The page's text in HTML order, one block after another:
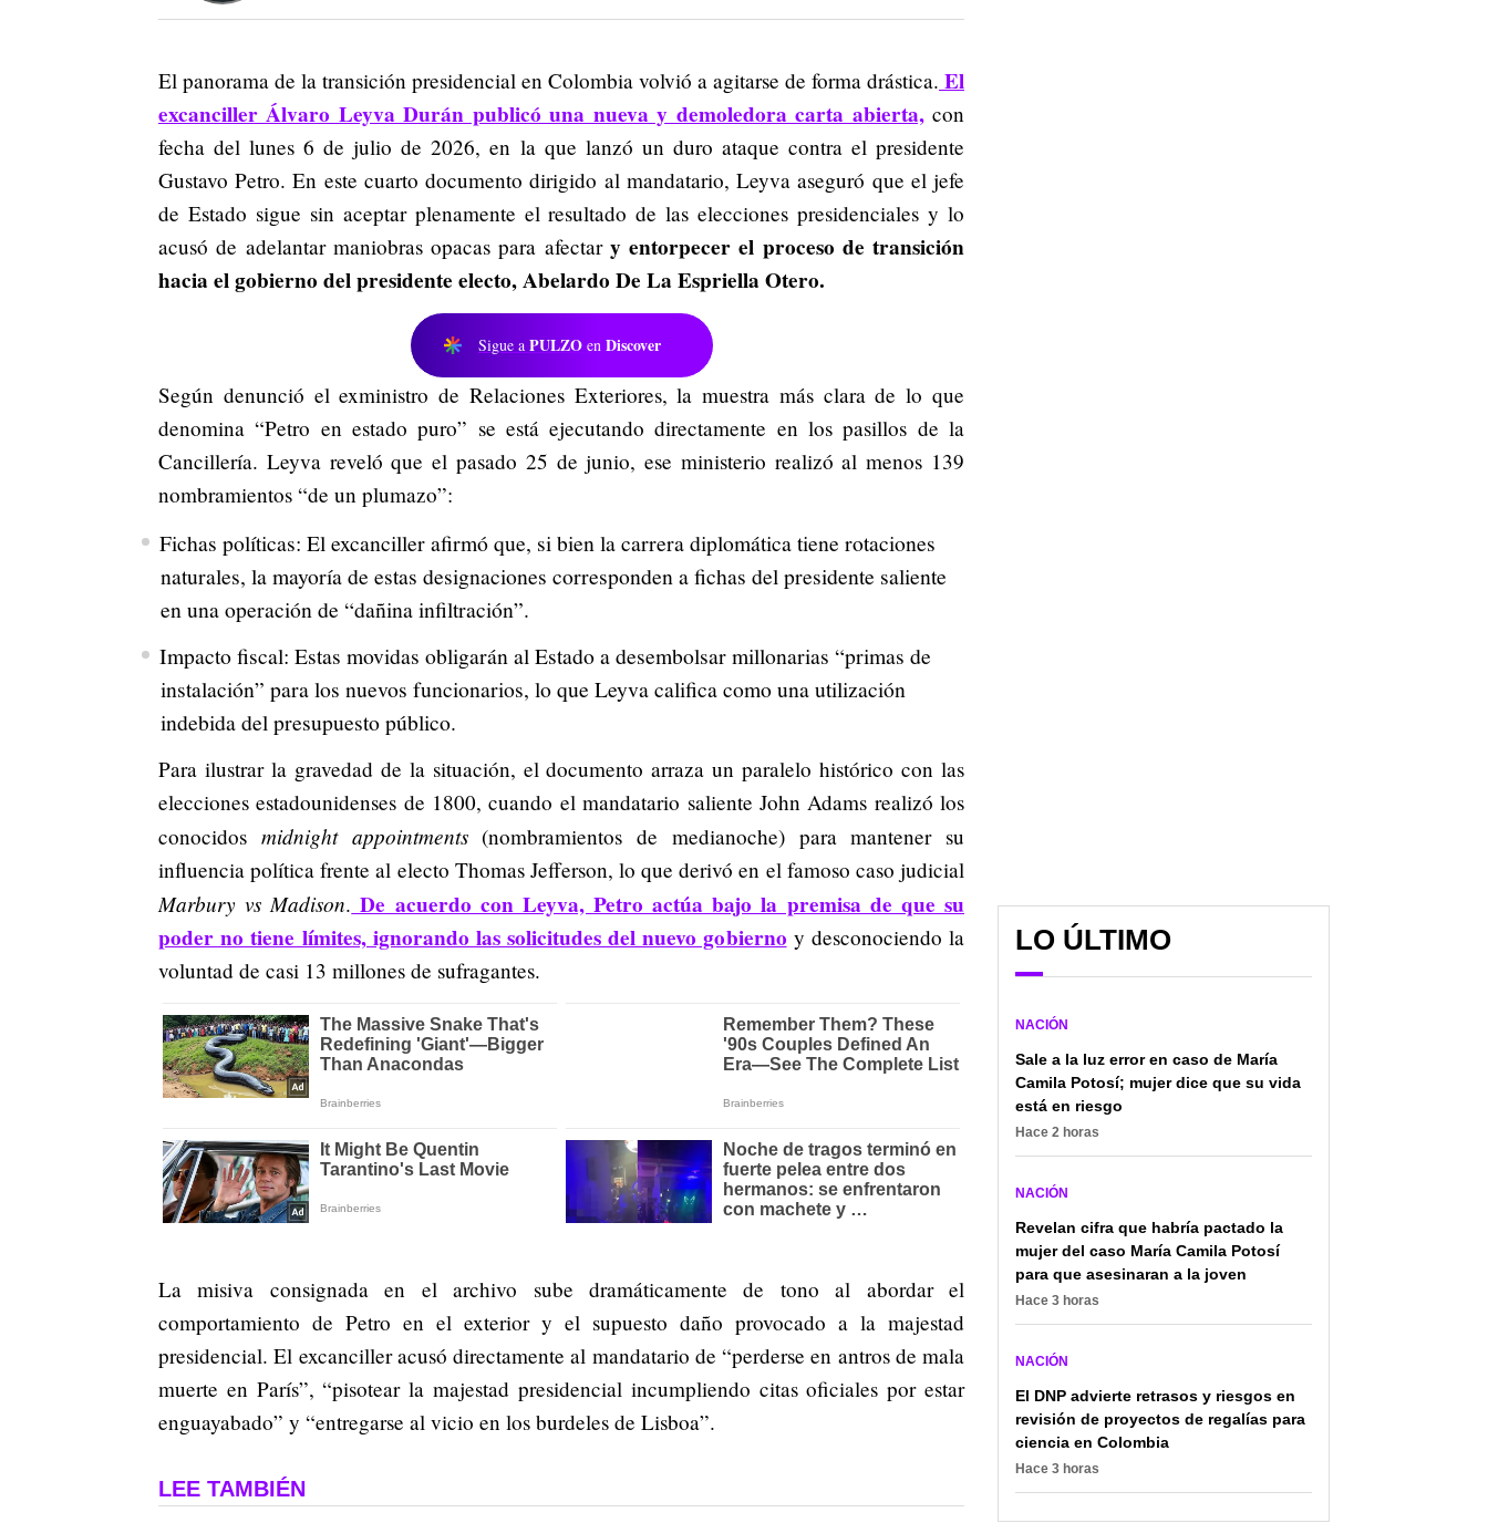
El panorama de la transición presidencial en Colombia volvió a agitarse de forma drástica. El
excanciller Álvaro Leyva Durán publicó una nueva y demoledora carta abierta,con
fecha del lunes 6 de julio de 2026, en la que lanzó un duro ataque contra el presidente
Gustavo Petro. En este cuarto documento dirigido al mandatario, Leyva aseguró que el jefe
de Estado sigue sin aceptar plenamente el resultado de las elecciones presidenciales y lo
acusó de adelantar maniobras opacas para afectar y entorpecer el proceso de transición
hacia el gobierno del presidente electo,Abelardo De La Espriella Otero.
Sigue a PULZO en Discover
Según denunció el exministro de Relaciones Exteriores, la muestra más clara de lo que
denomina “Petro en estado puro” se está ejecutando directamente en los pasillos de la
Cancillería. Leyva reveló que el pasado 25 de junio, ese ministerio realizó al menos 139
nombramientos “de un plumazo”:
Fichas políticas: El excanciller afirmó que, si bien la carrera diplomática tiene rotaciones
naturales, la mayoría de estas designaciones corresponden a fichas del presidente saliente
en una operación de “dañina infiltración”.
Impacto fiscal: Estas movidas obligarán al Estado a desembolsar millonarias “primas de
instalación” para los nuevos funcionarios, lo que Leyva califica como una utilización
indebida del presupuesto público.
Para ilustrar la gravedad de la situación, el documento arraza un paralelo histórico con las
elecciones estadounidenses de 1800, cuando el mandatario saliente John Adams realizó los
conocidos midnight appointments(nombramientos de medianoche) para mantener su
influencia política frente al electo Thomas Jefferson, lo que derivó en el famoso caso judicial
Marbury vs Madison. De acuerdo con Leyva, Petro actúa bajo la premisa de que su
poder no tiene límites, ignorando las solicitudes del nuevo gobierno y desconociendo la
voluntad de casi 13 millones de sufragantes.
La misiva consignada en el archivo sube dramáticamente de tono al abordar el
comportamiento de Petro en el exterior y el supuesto daño provocado a la majestad
presidencial. El excanciller acusó directamente al mandatario de “perderse en antros de mala
muerte en París”, “pisotear la majestad presidencial incumpliendo citas oficiales por estar
enguayabado” y “entregarse al vicio en los burdeles de Lisboa”.
LEE TAMBIÉN
LO ÚLTIMO
NACIÓN
Sale a la luz error en caso de María
Camila Potosí; mujer dice que su vida
está en riesgo
Hace 2 horas
NACIÓN
Revelan cifra que habría pactado la
mujer del caso María Camila Potosí
para que asesinaran a la joven
Hace 3 horas
NACIÓN
El DNP advierte retrasos y riesgos en
revisión de proyectos de regalías para
ciencia en Colombia
Hace 3 horas